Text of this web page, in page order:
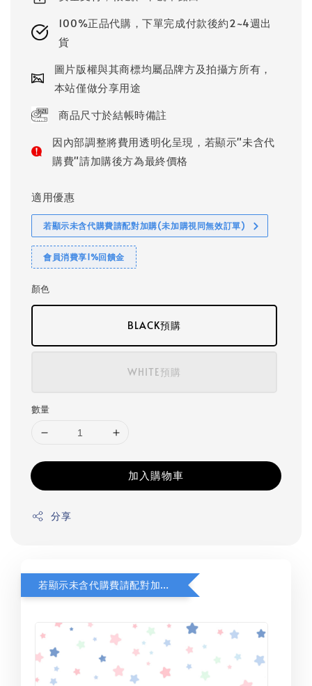
100%正品代購，下單完成付款後約2~4週出
貨
圖片版權與其商標均屬品牌方及拍攝方所有，
本站僅做分享用途
商品尺寸於結帳時備註
因內部調整將費用透明化呈現，若顯示"未含代
購費"請加購後方為最終價格
適用優惠
若顯示未含代購費請配對加購(未加購視同無效訂單)
會員消費享1%回饋金
顏色
BLACK預購
WHITE預購
數量
加入購物車
分享
若顯示未含代購費請配對加購(未加購視同無效訂單)